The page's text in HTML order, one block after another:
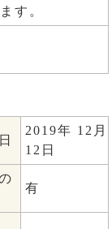
す。
2019年 12月
12日
有